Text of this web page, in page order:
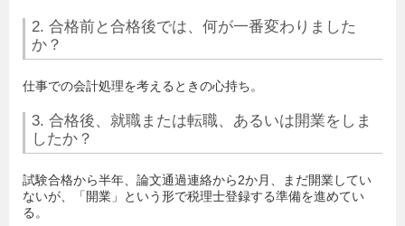
2. 合格前と合格後では、何が一番変わりました
か？
仕事での会計処理を考えるときの心持ち。
3. 合格後、就職または転職、あるいは開業をしま
したか？
試験合格から半年、論文通過連絡から2か月、まだ開業してい
ないが、「開業」という形で税理士登録する準備を進めてい
る。